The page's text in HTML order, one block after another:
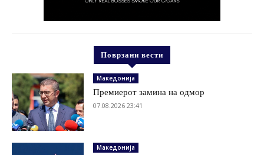
Поврзани вести
Македонија
Премиерот замина на одмор
07.08.2026 23:41
Македонија